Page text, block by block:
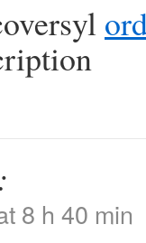
8 h 40 min